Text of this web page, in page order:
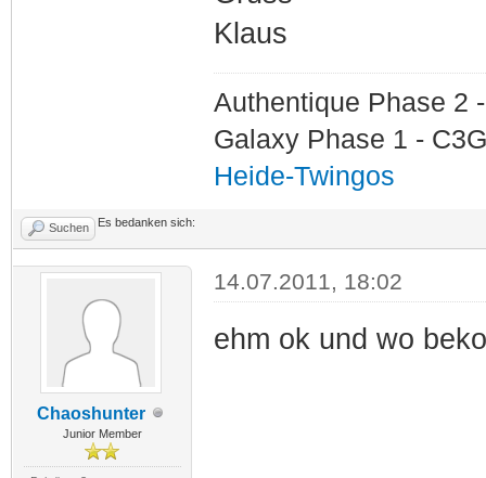
Klaus
Authentique Phase 2
Galaxy Phase 1 -
Heide-Twingos
Suchen Es bedanken sich:
Chaoshunter
Junior Member
14.07.2011, 18:02
ehm ok und wo